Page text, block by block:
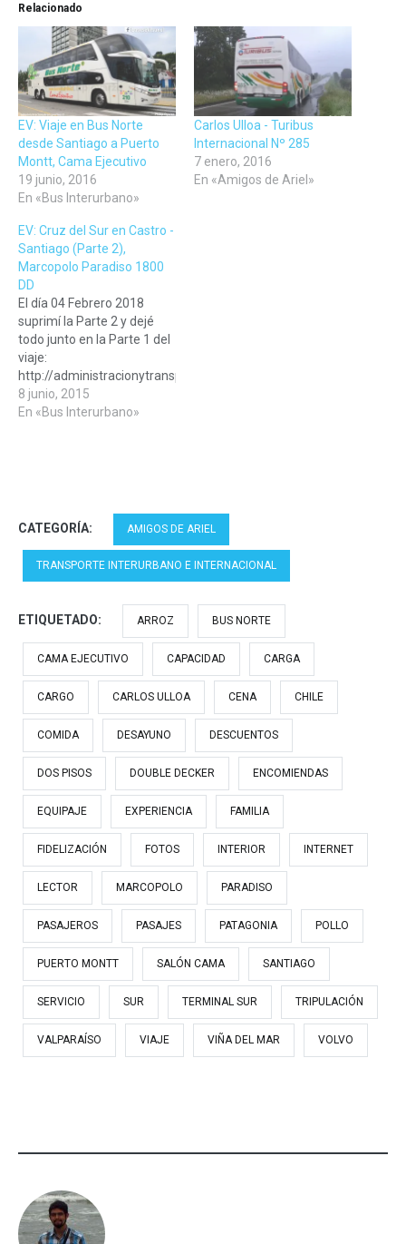
abre
en
una
ventana
nueva)
en
una
ventana
nueva)
en
una
ventana
nueva)
Relacionado
EV: Viaje en Bus Norte
desde Santiago a Puerto
Montt, Cama Ejecutivo
19 junio, 2016
En «Bus Interurbano»
Carlos Ulloa - Turibus
Internacional Nº 285
7 enero, 2016
En «Amigos de Ariel»
EV: Cruz del Sur en Castro -
Santiago (Parte 2),
Marcopolo Paradiso 1800
DD
El día 04 Febrero 2018
suprimí la Parte 2 y dejé
todo junto en la Parte 1 del
viaje:
http://administracionytransportes.cl/2015/06/01/ev-
viaje-cruz-del-sur-713-
castro-santiago-salon-
(Cama Premium) Queilen
Castro…
8 junio, 2015
En «Bus Interurbano»
CATEGORÍA: AMIGOS DE ARIEL
TRANSPORTE INTERURBANO E INTERNACIONAL
ETIQUETADO: ARROZ BUS NORTE
CAMA EJECUTIVO CAPACIDAD CARGA
CARGO CARLOS ULLOA CENA CHILE
COMIDA DESAYUNO DESCUENTOS
DOS PISOS DOUBLE DECKER ENCOMIENDAS
EQUIPAJE EXPERIENCIA FAMILIA
FIDELIZACIÓN FOTOS INTERIOR INTERNET
LECTOR MARCOPOLO PARADISO
PASAJEROS PASAJES PATAGONIA POLLO
PUERTO MONTT SALÓN CAMA SANTIAGO
SERVICIO SUR TERMINAL SUR TRIPULACIÓN
VALPARAÍSO VIAJE VIÑA DEL MAR VOLVO